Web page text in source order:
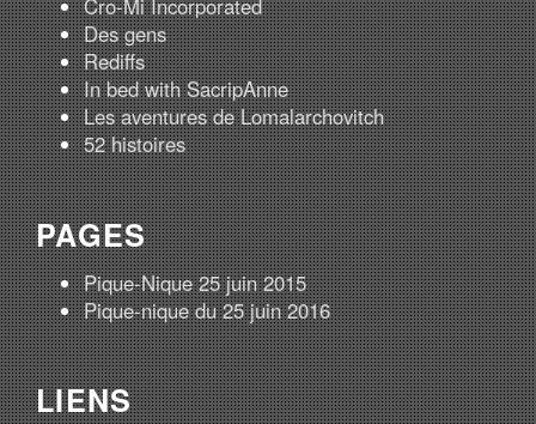
Cro-Mi Incorporated
Des gens
Rediffs
In bed with SacripAnne
Les aventures de Lomalarchovitch
52 histoires
PAGES
Pique-Nique 25 juin 2015
Pique-nique du 25 juin 2016
LIENS